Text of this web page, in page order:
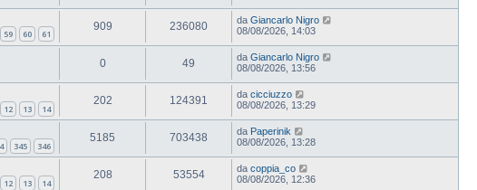
59 60 61
909 236080 da Giancarlo Nigro
08/08/2026, 14:03
0 49 da Giancarlo Nigro
08/08/2026, 13:56
12 13 14
202 124391 da cicciuzzo
08/08/2026, 13:29
345 346
5185 703438 da Paperinik
08/08/2026, 13:28
12 13 14
208 53554 da coppia_co
08/08/2026, 12:36